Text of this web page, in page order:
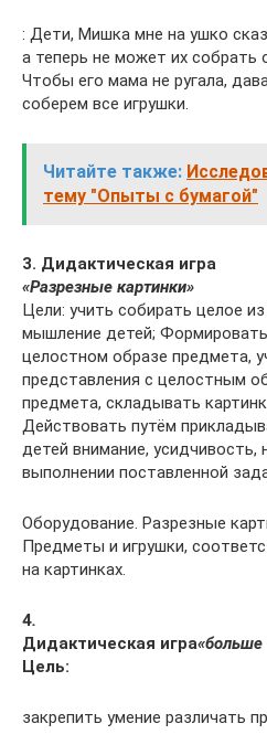
: Дети, Мишка мне на ушко
а теперь не может их собрать
Чтобы его мама не ругала,
соберем все игрушки.
Читайте также:
тему "Опыты с бумагой"
3. Дидактическая игра
«Разрезные картинки»
Цели: учить собирать целое
мышление детей;
целостном образе предмета,
представления с целостным
предмета, складывать
Действовать путём
детей внимание, усидчивость,
выполнении поставленной
Оборудование. Разрезные
Предметы и игрушки,
на картинках.
4.
Дидактическая игра
Цель:
закрепить умение различать